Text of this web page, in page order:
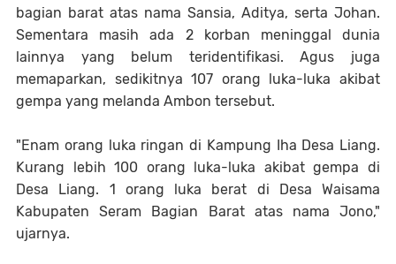
bagian barat atas nama Sansia, Aditya, serta Johan.
Sementara masih ada 2 korban meninggal dunia
lainnya yang belum teridentifikasi. Agus juga
memaparkan, sedikitnya 107 orang luka-luka akibat
gempa yang melanda Ambon tersebut.
"Enam orang luka ringan di Kampung Iha Desa Liang.
Kurang lebih 100 orang luka-luka akibat gempa di
Desa Liang. 1 orang luka berat di Desa Waisama
Kabupaten Seram Bagian Barat atas nama Jono,"
ujarnya.